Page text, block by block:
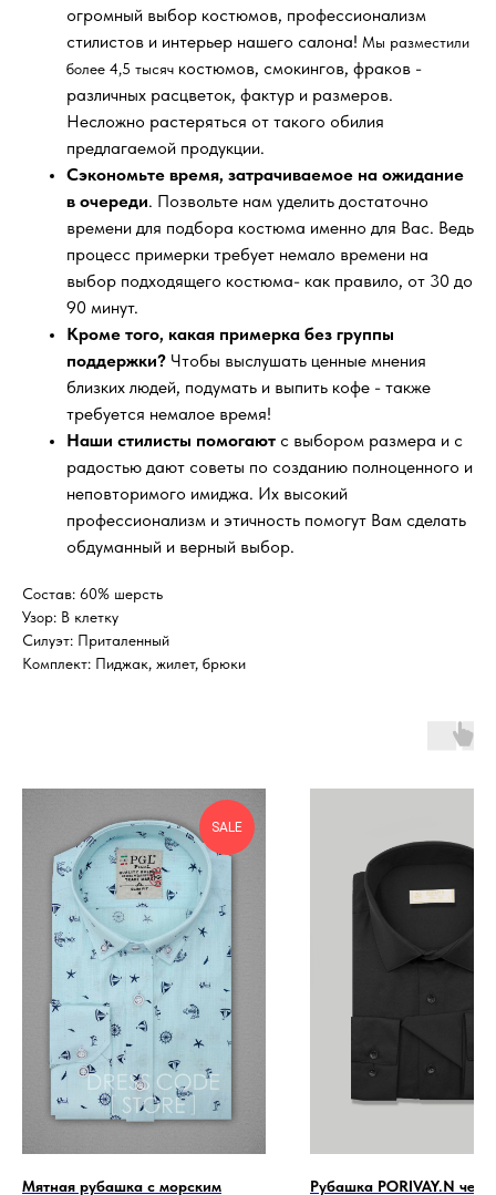
огромный выбор костюмов, профессионализм
стилистов и интерьер нашего салона! Мы разместили
более 4,5 тысяч костюмов, смокингов, фраков -
различных расцветок, фактур и размеров.
Несложно растеряться от такого обилия
предлагаемой продукции.
Сэкономьте время, затрачиваемое на ожидание
в очереди. Позвольте нам уделить достаточно
времени для подбора костюма именно для Вас. Ведь
процесс примерки требует немало времени на
выбор подходящего костюма- как правило, от 30 до
90 минут.
Кроме того, какая примерка без группы
поддержки? Чтобы выслушать ценные мнения
близких людей, подумать и выпить кофе - также
требуется немалое время!
Наши стилисты помогают с выбором размера и с
радостью дают советы по созданию полноценного и
неповторимого имиджа. Их высокий
профессионализм и этичность помогут Вам сделать
обдуманный и верный выбор.
Состав: 60% шерсть
Узор: В клетку
Силуэт: Приталенный
Комплект: Пиджак, жилет, брюки
SALE
Мятная рубашка с морским Рубашка PORIVAY.N